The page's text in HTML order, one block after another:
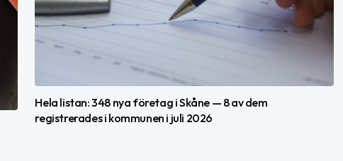
Hela listan: 348 nya företag i Skåne — 8 av dem
registrerades i kommunen i juli 2026